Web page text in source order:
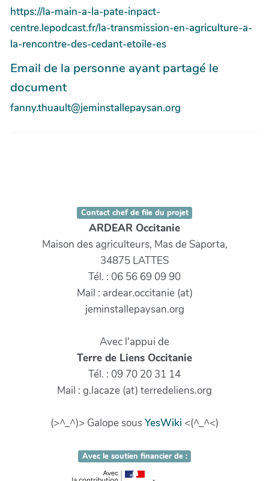
https://la-main-a-la-pate-inpact-
centre.lepodcast.fr/la-transmission-en-agriculture-a-
la-rencontre-des-cedant-etoile-es
Email de la personne ayant partagé le
document
fanny.thuault@jeminstallepaysan.org
Contact chef de file du projet
ARDEAR Occitanie
Maison des agriculteurs, Mas de Saporta,
34875 LATTES
Tél. : 06 56 69 09 90
Mail : ardear.occitanie (at)
jeminstallepaysan.org
Avec l'appui de
Terre de Liens Occitanie
Tél. : 09 70 20 31 14
Mail : g.lacaze (at) terredeliens.org
(>^_^)> Galope sousYesWiki <(^_^<)
Avec le soutien financier de :